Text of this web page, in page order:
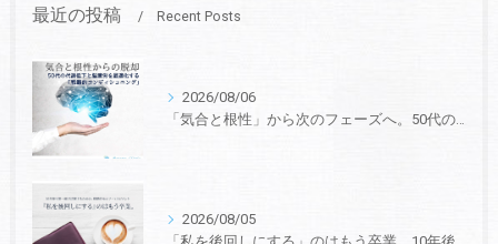
最近の投稿 Recent Posts
2026/08/06
「気合と根性」から次のフェーズへ。50代の“代謝低下と脳疲労”を最適化する、戦略的コンディショニング
2026/08/05